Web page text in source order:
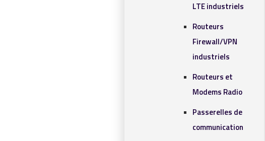
LTE industriels
Routeurs
Firewall/VPN
industriels
Routeurs et
Modems Radio
Passerelles de
communication